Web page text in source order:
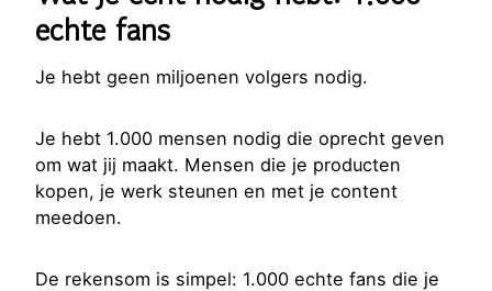
echte fans
Je hebt geen miljoenen volgers nodig.
Je hebt 1.000 mensen nodig die oprecht geven
om wat jij maakt. Mensen die je producten
kopen, je werk steunen en met je content
meedoen.
De rekensom is simpel: 1.000 echte fans die je